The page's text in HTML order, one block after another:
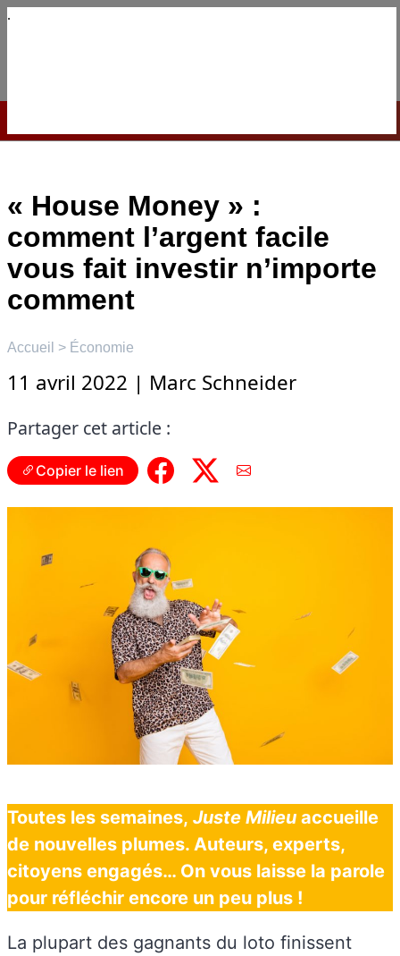
Aller
Menu
« House Money » :
comment l’argent facile
vous fait investir n’importe
comment
Accueil > Économie
11 avril 2022 | Marc Schneider
Partager cet article :
Copier le lien
Toutes les semaines, Juste Milieu accueille
de nouvelles plumes. Auteurs, experts,
citoyens engagés… On vous laisse la parole
pour réfléchir encore un peu plus !
La plupart des gagnants du loto finissent